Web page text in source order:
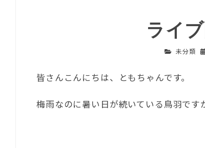
ライ
未分類
皆さんこんにちは、ともちゃんです。
梅雨なのに暑い日が続いている鳥羽です